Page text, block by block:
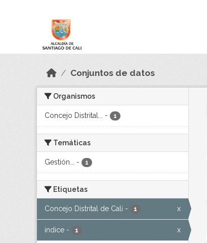
Conjuntos de datos
Organismos
Concejo Distrital... - 1
Temáticas
Gestión... - 1
Etiquetas
Concejo Distrital de Cali - 1 x
indice - 1 x